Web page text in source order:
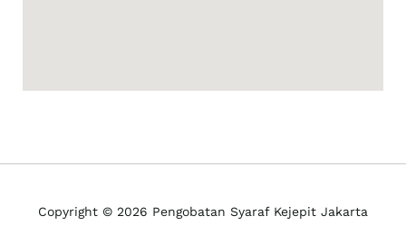
Copyright © 2026 Pengobatan Syaraf Kejepit Jakarta